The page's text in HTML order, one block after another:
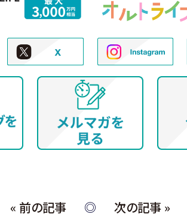
③ 商談・打ち合わせ・契約の履行
④ 当社が委託された業務の遂行
⑤ お取引先への情報提供および連絡
(ウ) 従業員・役員 (過去に従業員・役員であ
当社所定の手続きによって提供する個人
又は人材データ提供サービスを通じて
① 採否の検討、決定及び連絡並びに採
② 雇用・退職手続きを始めとする人事
③ 福利厚生、教育研修、安全衛生管理
取得した個人情報について上記以外の目
当社では個人情報保護法に基づき、保有個
« 前の記事 次の記事 »